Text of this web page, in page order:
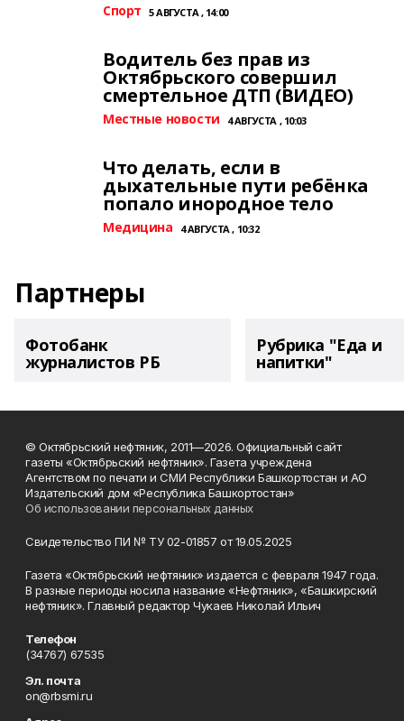
Спорт 5 АВГУСТА , 14:00
Водитель без прав из
Октябрьского совершил
смертельное ДТП (ВИДЕО)
Местные новости 4 АВГУСТА , 10:03
Что делать, если в
дыхательные пути ребёнка
попало инородное тело
Медицина 4 АВГУСТА , 10:32
Партнеры
Фотобанк
журналистов РБ
Рубрика "Еда и
напитки"
© Октябрьский нефтяник, 2011—2026. Официальный сайт
газеты «Октябрьский нефтяник». Газета учреждена
Агентством по печати и СМИ Республики Башкортостан и АО
Издательский дом «Республика Башкортостан»
Об использовании персональных данных
Свидетельство ПИ № ТУ 02-01857 от 19.05.2025
Газета «Октябрьский нефтяник» издается с февраля 1947 года.
В разные периоды носила название «Нефтяник», «Башкирский
нефтяник». Главный редактор Чукаев Николай Ильич
Телефон
(34767) 67535
Эл. почта
on@rbsmi.ru